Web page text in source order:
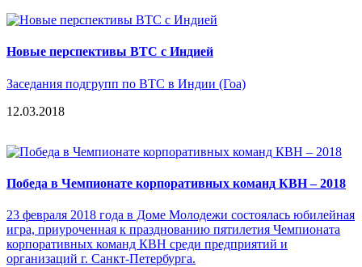
Новые перспективы ВТС с Индией
Заседания подгрупп по ВТС в Индии (Гоа)
12.03.2018
Победа в Чемпионате корпоративных команд КВН – 2018
23 февраля 2018 года в Доме Молодежи состоялась юбилейная
игра, приуроченная к празднованию пятилетия Чемпионата
корпоративных команд КВН среди предприятий и
организаций г. Санкт-Петербурга.